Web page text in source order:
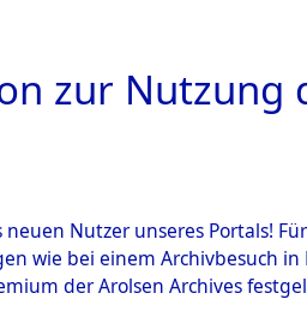
zur Nutzung
Nutzer unseres Portals!
wie bei einem Archivbesuch
der Arolsen Archives